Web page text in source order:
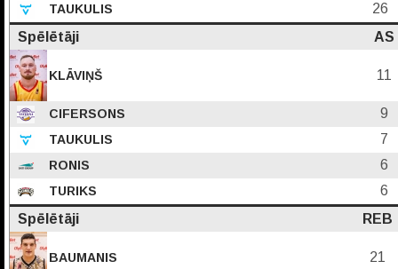
TAUKULIS
26
Spēlētāji
AS
KLĀVIŅŠ 11
CIFERSONS 9
TAUKULIS 7
RONIS 6
TURIKS
6
Spēlētāji
REB
BAUMANIS 21